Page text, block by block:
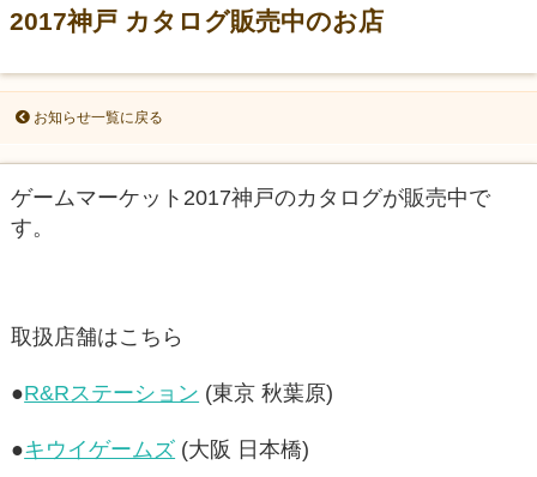
2017神戸 カタログ販売中のお店
お知らせ一覧に戻る
ゲームマーケット2017神戸のカタログが販売中で
す。
取扱店舗はこちら
●R&Rステーション (東京 秋葉原)
●キウイゲームズ (大阪 日本橋)